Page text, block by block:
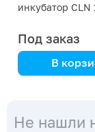
инкубатор CLN
Под заказ
В
надежность
Не нашли